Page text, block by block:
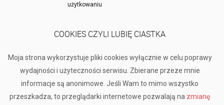
użytkowaniu
COOKIES CZYLI LUBIĘ CIASTKA
Moja strona wykorzystuje pliki cookies wyłącznie w celu poprawy
wydajności i użyteczności serwisu. Zbierane przeze mnie
informacje są anonimowe. Jeśli Wam to mimo wszystko
przeszkadza, to przeglądarki internetowe pozwalają na zmianę